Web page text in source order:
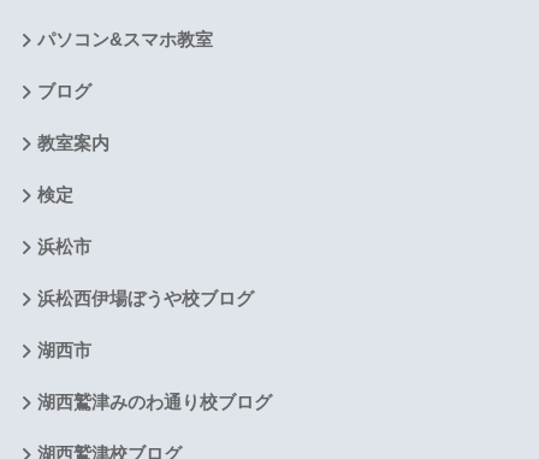
パソコン&スマホ教室
ブログ
教室案内
検定
浜松市
浜松西伊場ぼうや校ブログ
湖西市
湖西鷲津みのわ通り校ブログ
湖西鷲津校ブログ